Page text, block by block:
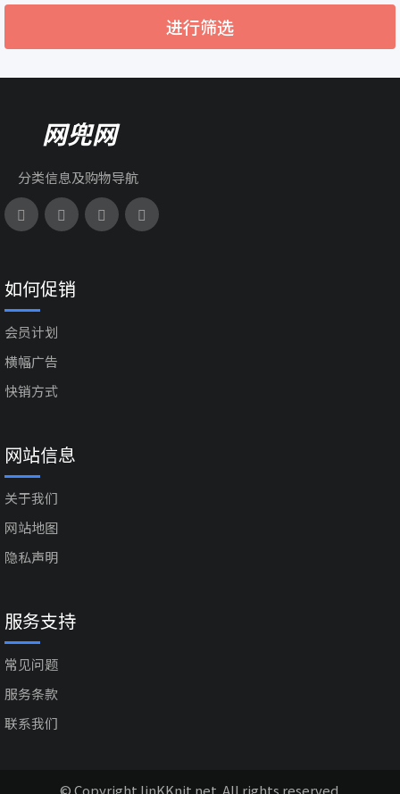
进行筛选
网兜网
分类信息及购物导航
如何促销
会员计划
横幅广告
快销方式
网站信息
关于我们
网站地图
隐私声明
服务支持
常见问题
服务条款
联系我们
© Copyright linKKnit.net. All rights reserved.